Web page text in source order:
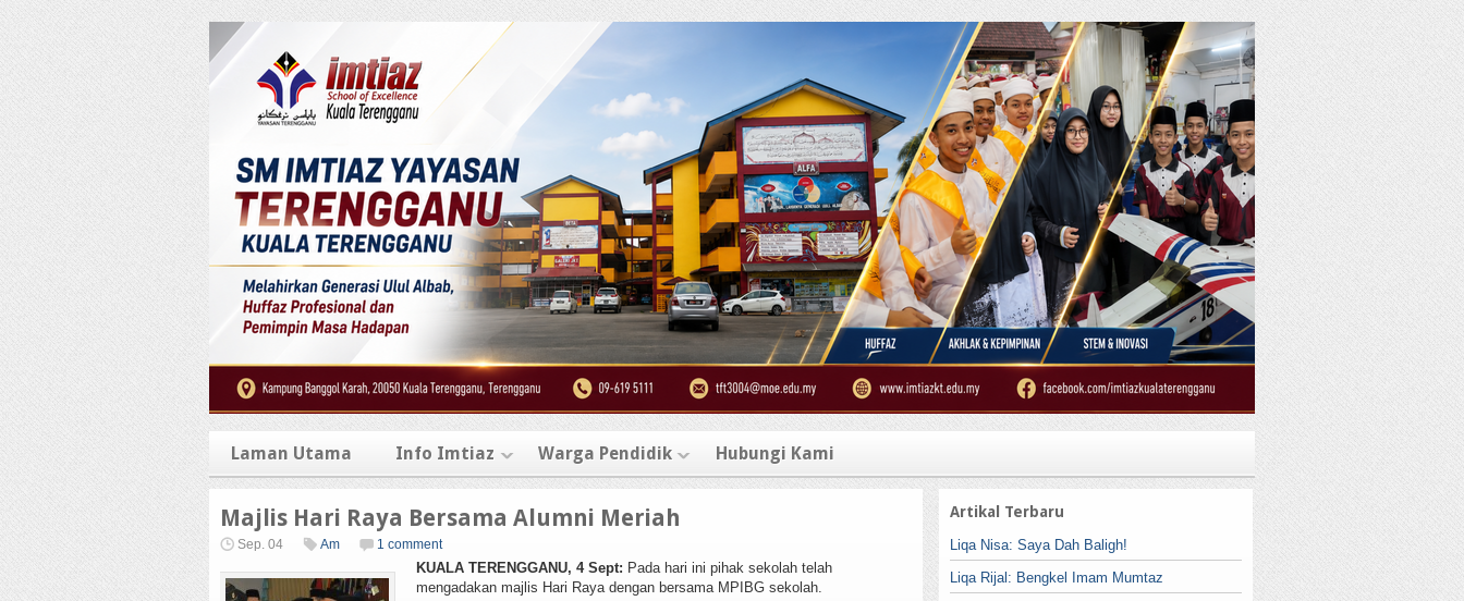
Laman Utama Info Imtiaz Warga Pendidik Hubungi Kami
Majlis Hari Raya Bersama Alumni Meriah
Sep. 04 Am 1 comment
KUALA TERENGGANU, 4 Sept: Pada hari ini pihak sekolah telah
mengadakan majlis Hari Raya dengan bersama MPIBG sekolah.
Artikal Terbaru
Liqa Nisa: Saya Dah Baligh!
Liqa Rijal: Bengkel Imam Mumtaz